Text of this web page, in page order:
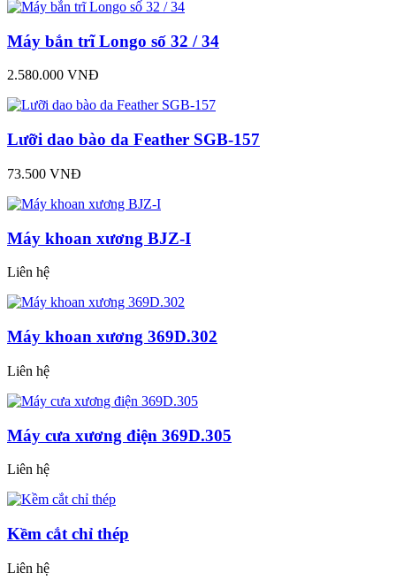
Máy bắn trĩ Longo số 32 / 34
2.580.000 VNĐ
Lưỡi dao bào da Feather SGB-157
73.500 VNĐ
Máy khoan xương BJZ-I
Liên hệ
Máy khoan xương 369D.302
Liên hệ
Máy cưa xương điện 369D.305
Liên hệ
Kềm cắt chỉ thép
Liên hệ